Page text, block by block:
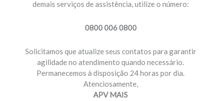
MOTORISTA PROFISSIONAL
Temos planos e preços com diferenciais para você
demais serviços de assistência, utilize o número:
0800 006 0800
Solicitamos que atualize seus contatos para garantir
agilidade no atendimento quando necessário.
Permanecemos à disposição 24 horas por dia.
Atenciosamente,
APV MAIS